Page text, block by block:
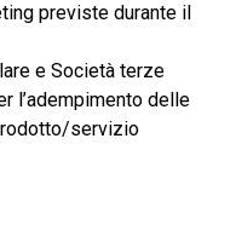
previste durante il
e Società terze
l’adempimento delle
servizio